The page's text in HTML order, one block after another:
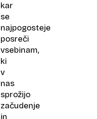
kar
se
najpogosteje
posreči
vsebinam,
ki
v
nas
sprožijo
začudenje
in